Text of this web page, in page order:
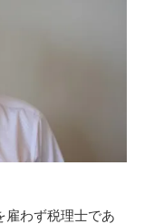
雇わず税理士であ